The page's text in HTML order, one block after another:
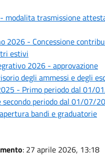
modalita trasmissione
2026 - Concessione
estivi
2026 - approvazione
degli ammessi e degli
- Primo periodo dal 01/
periodo dal 01/07/
bandi e graduatorie
: 27 aprile 2026, 13:18